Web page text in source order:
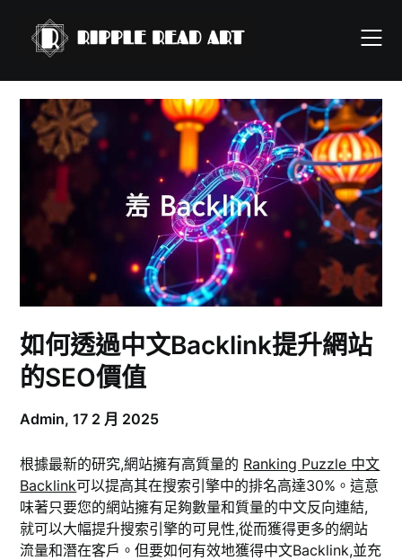
content
如何透過中文Backlink提升網站
的SEO價值
Admin,17 2 月 2025
根據最新的研究,網站擁有高質量的 Ranking Puzzle 中文
Backlink可以提高其在搜索引擎中的排名高達30%。這意
味著只要您的網站擁有足夠數量和質量的中文反向連結,
就可以大幅提升搜索引擎的可見性,從而獲得更多的網站
流量和潛在客戶。但要如何有效地獲得中文Backlink,並充